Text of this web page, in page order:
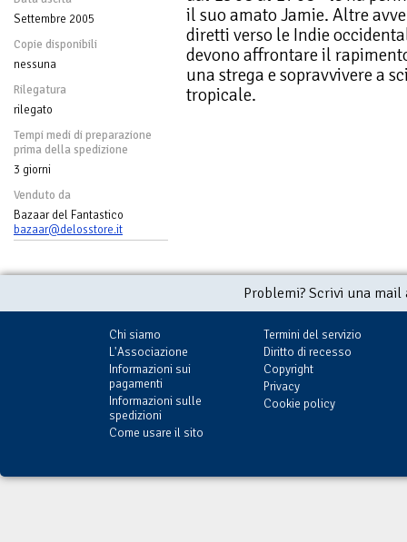
Settembre 2005
Copie disponibili
nessuna
Rilegatura
rilegato
Tempi medi di preparazione
prima della spedizione
3 giorni
Venduto da
Bazaar del Fantastico
bazaar@delosstore.it
il suo amato Jamie. Altre
diretti verso le Indie
devono affrontare il
una strega e sopravvivere a
tropicale.
Problemi? Scrivi una
Chi siamo
L'Associazione
Informazioni sui
pagamenti
Informazioni sulle
spedizioni
Come usare il sito
Termini del servizio
Diritto di recesso
Copyright
Privacy
Cookie policy